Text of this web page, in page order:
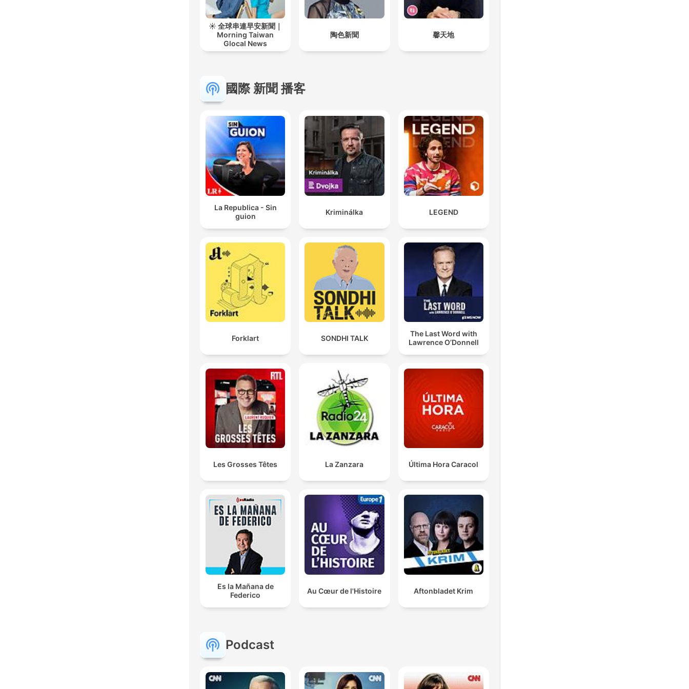
☀️ 全球串連早安新聞｜
Morning Taiwan
Glocal News
陶色新聞 馨天地
國際 新聞 播客
La Republica - Sin
guion
Kriminálka LEGEND
Forklart SONDHI TALK
The Last Word with
Lawrence O’Donnell
Les Grosses Têtes La Zanzara Última Hora Caracol
Es la Mañana de
Federico
Au Cœur de l'Histoire Aftonbladet Krim
Podcast